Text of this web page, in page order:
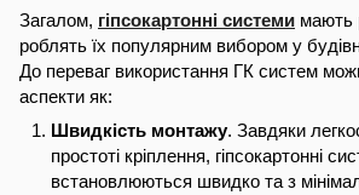
Загалом, гіпсокартонні системи мають
роблять їх популярним вибором у
До переваг використання ГК систем
аспекти як:
Швидкість монтажу. Завдяки
простоті кріплення, гіпсокартонні
встановлюються швидко та з